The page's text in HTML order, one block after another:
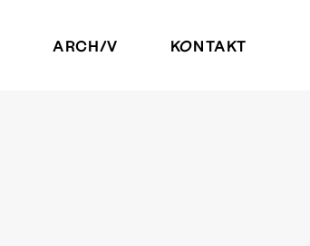
ARCHIV KONTAKT